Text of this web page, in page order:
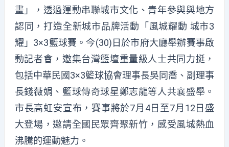
畫」，透過運動串聯城市文化、青年參與與地方
認同，打造全新城市品牌活動「風城耀動 城市3
耀」3×3籃球賽。今(30)日於市府大廳舉辦賽事啟
動記者會，邀集台灣籃壇重量級人士共同力挺，
包括中華民國3×3籃球協會理事長吳同喬、副理事
長錢薇娟、籃球傳奇球星鄭志龍等人共襄盛舉。
市長高虹安宣布，賽事將於7月4日至7月12日盛
大登場，邀請全國民眾齊聚新竹，感受風城熱血
沸騰的運動魅力。